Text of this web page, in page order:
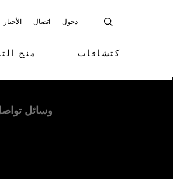
الأخبار اتصال دخول
منح كتشافات
وسائل